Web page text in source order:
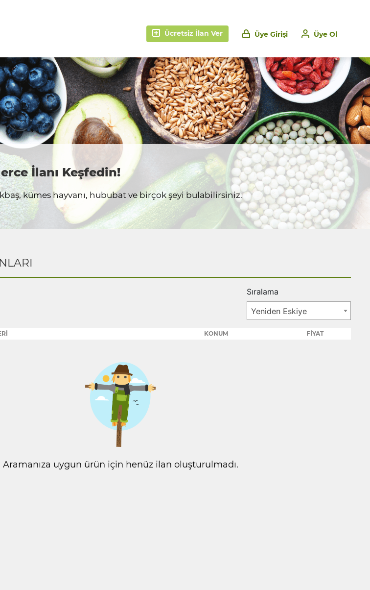
Üye Ol
Üye Girişi
Ücretsiz İlan Ver
İlanı Keşfedin!
kümes hayvanı, hububat ve birçok şeyi bulabilirsiniz.
Sıralama
Yeniden Eskiye
KONUM FİYAT
Aramanıza uygun ürün için henüz ilan oluşturulmadı.